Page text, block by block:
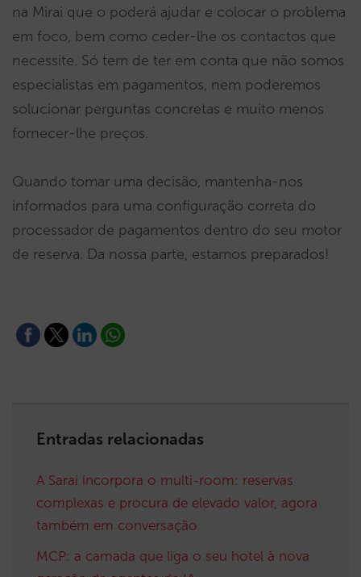
na Mirai que o poderá ajudar e colocar o problema
em foco, bem como ceder-lhe os contactos que
necessite. Só tem de ter em conta que não somos
especialistas em pagamentos, nem poderemos
solucionar perguntas concretas e muito menos
fornecer-lhe preços.
Quando tomar uma decisão, mantenha-nos
informados para uma configuração correta do
processador de pagamentos dentro do seu motor
de reserva. Da nossa parte, estamos preparados!
Entradas relacionadas
A Sarai incorpora o multi-room: reservas
complexas e procura de elevado valor, agora
também em conversação
MCP: a camada que liga o seu hotel à nova